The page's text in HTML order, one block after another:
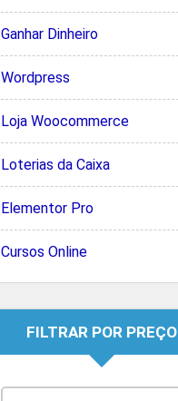
Ganhar Dinheiro
Wordpress
Loja Woocommerce
Loterias da Caixa
Elementor Pro
Cursos Online
FILTRAR POR PREÇO